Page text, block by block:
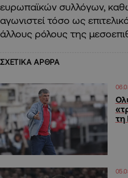
ευρωπαϊκών συλλόγων,
αγωνιστεί τόσο ως
άλλους ρόλους της
ΣΧΕΤΙΚΑ ΑΡΘΡΑ
τη